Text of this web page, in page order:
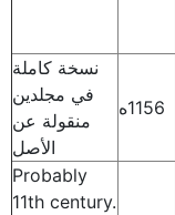
1156ه
نسخة كاملة
في مجلدين
منقولة عن
الأصل
Probably
11th century.